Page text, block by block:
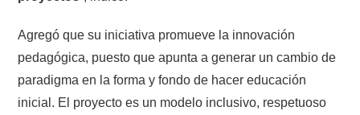
Agregó que su iniciativa promueve la innovación
pedagógica, puesto que apunta a generar un cambio de
paradigma en la forma y fondo de hacer educación
inicial. El proyecto es un modelo inclusivo, respetuoso